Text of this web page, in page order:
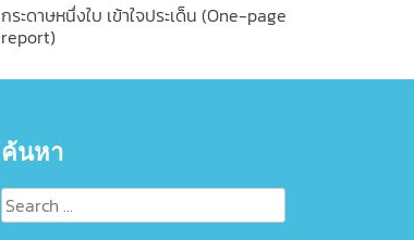
กระดาษหนึ่งใบ เข้าใจประเด็น (One-page
report)
ค้นหา
Search
for: